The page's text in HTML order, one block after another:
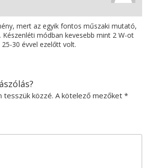
mert az egyik fontos műszaki mutató,
Készenléti módban kevesebb mint 2 W-ot
30 évvel ezelőtt volt.
tesszük közzé. A kötelező mezőket *